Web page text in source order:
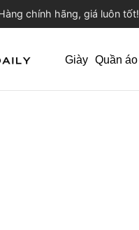
chính hãng, giá luôn tốt!
Giày Quần áo